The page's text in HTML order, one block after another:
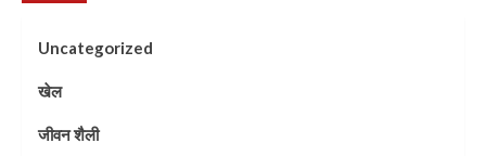
Uncategorized
खेल
जीवन शैली